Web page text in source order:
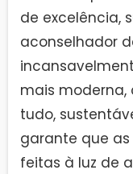
de excelência,
aconselhador
mais
tudo,
garante que as
feitas à luz de